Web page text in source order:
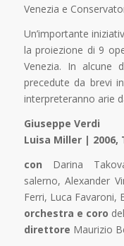
Venezia e
Un’importante
la proiezione di 9
Venezia. In alcune
precedute da brevi
interpreteranno arie
Giuseppe Verdi
Luisa Miller | 2006,
con Darina
salerno, Alexander
Ferri, Luca Favaroni,
orchestra e coro
direttore Maurizio